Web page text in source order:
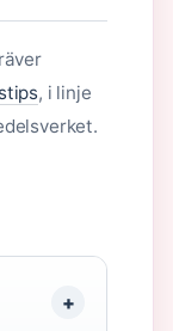
, i linje